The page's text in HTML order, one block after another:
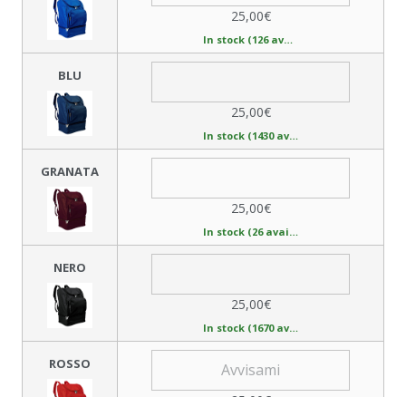
25,00€
In stock (126 available)
BLU
25,00€
In stock (1430 available)
GRANATA
25,00€
In stock (26 available)
NERO
25,00€
In stock (1670 available)
ROSSO